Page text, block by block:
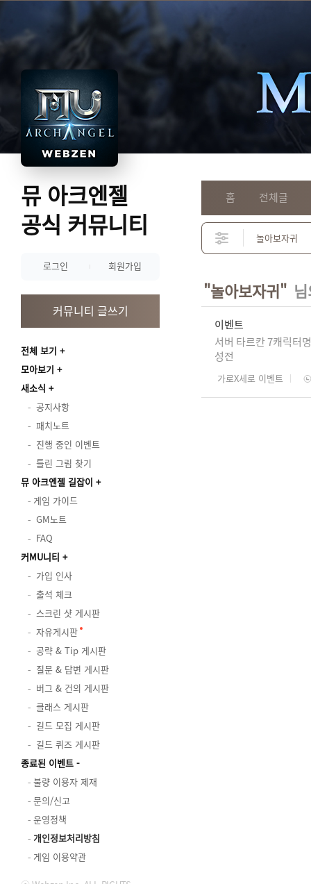
뮤 아크엔젤
공식 커뮤니티
로그인 회원가입
커뮤니티 글쓰기
전체 보기
모아보기
새소식
공지사항
패치노트
진행 중인 이벤트
틀린 그림 찾기
뮤 아크엔젤 길잡이
게임 가이드
GM노트
FAQ
커MU니티
가입 인사
출석 체크
스크린 샷 게시판
자유게시판
공략 & Tip 게시판
질문 & 답변 게시판
버그 & 건의 게시판
클래스 게시판
길드 모집 게시판
길드 퀴즈 게시판
종료된 이벤트
불량 이용자 제재
문의/신고
운영정책
개인정보처리방침
게임 이용약관
홈 전체글
"놀아보자귀"
이벤트
서버 타르칸 7캐릭터
성전
가로X세로 이벤트